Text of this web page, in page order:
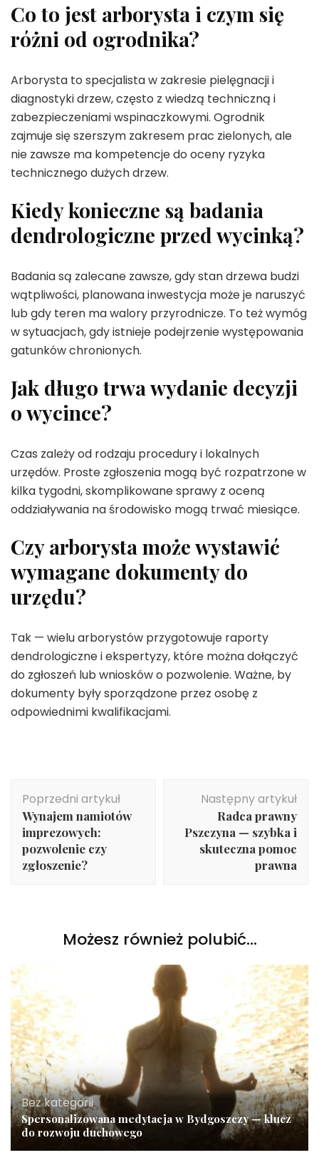
Co to jest arborysta i czym się
różni od ogrodnika?
Arborysta to specjalista w zakresie pielęgnacji i
diagnostyki drzew, często z wiedzą techniczną i
zabezpieczeniami wspinaczkowymi. Ogrodnik
zajmuje się szerszym zakresem prac zielonych, ale
nie zawsze ma kompetencje do oceny ryzyka
technicznego dużych drzew.
Kiedy konieczne są badania
dendrologiczne przed wycinką?
Badania są zalecane zawsze, gdy stan drzewa budzi
wątpliwości, planowana inwestycja może je naruszyć
lub gdy teren ma walory przyrodnicze. To też wymóg
w sytuacjach, gdy istnieje podejrzenie występowania
gatunków chronionych.
Jak długo trwa wydanie decyzji
o wycince?
Czas zależy od rodzaju procedury i lokalnych
urzędów. Proste zgłoszenia mogą być rozpatrzone w
kilka tygodni, skomplikowane sprawy z oceną
oddziaływania na środowisko mogą trwać miesiące.
Czy arborysta może wystawić
wymagane dokumenty do
urzędu?
Tak — wielu arborystów przygotowuje raporty
dendrologiczne i ekspertyzy, które można dołączyć
do zgłoszeń lub wniosków o pozwolenie. Ważne, by
dokumenty były sporządzone przez osobę z
odpowiednimi kwalifikacjami.
wpisu
Poprzedni artykuł
Wynajem namiotów
imprezowych:
pozwolenie czy
zgłoszenie?
Następny artykuł
Radca prawny
Pszczyna — szybka i
skuteczna pomoc
prawna
Możesz również polubić…
Bez kategorii
Spersonalizowana medytacja w Bydgoszczy — klucz
do rozwoju duchowego